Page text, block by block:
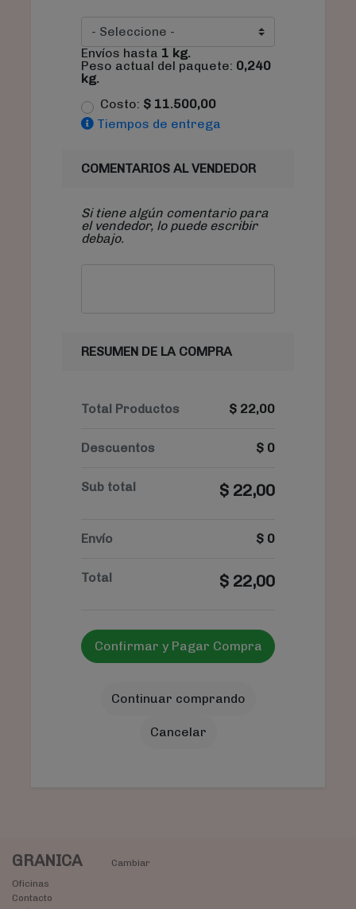
Envíos hasta 1 kg.
Peso actual del paquete: 0,240
kg.
Costo: $ 11.500,00
Tiempos de entrega
COMENTARIOS AL VENDEDOR
Si tiene algún comentario para
el vendedor, lo puede escribir
debajo.
RESUMEN DE LA COMPRA
Total Productos $ 22,00
Descuentos $ 0
Sub total $ 22,00
Envío $ 0
Total $ 22,00
Confirmar y Pagar Compra
Continuar comprando
Cancelar
GRANICA
Cambiar
Oficinas
Contacto